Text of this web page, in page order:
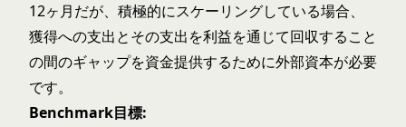
12ヶ月だが、積極的にスケーリングしている場合、
獲得への支出とその支出を利益を通じて回収すること
の間のギャップを資金提供するために外部資本が必要
です。
Benchmark目標: